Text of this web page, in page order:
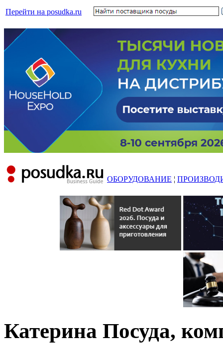
Перейти на posudka.ru
ОБОРУДОВАНИЕ ¦
Катерина Посуда,